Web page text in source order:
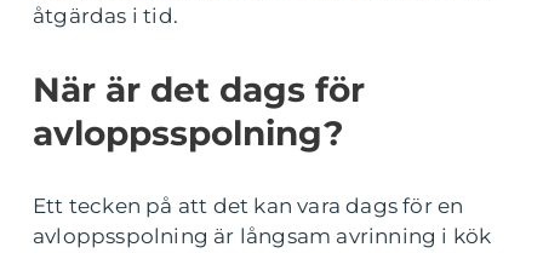
åtgärdas i tid.
När är det dags för
avloppsspolning?
Ett tecken på att det kan vara dags för en
avloppsspolning är långsam avrinning i kök